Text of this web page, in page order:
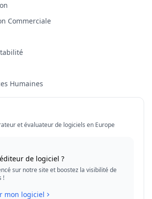
Commerciale
Humaines
et évaluateur de logiciels en Europe
de logiciel ?
sur notre site et boostez la visibilité de
!
mon logiciel